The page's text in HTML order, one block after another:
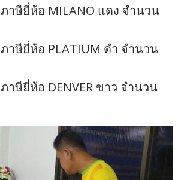
าษียี่ห้อ MILANO แดง จำนวน
าษียี่ห้อ PLATIUM ดำ จำนวน
าษียี่ห้อ DENVER ขาว จำนวน